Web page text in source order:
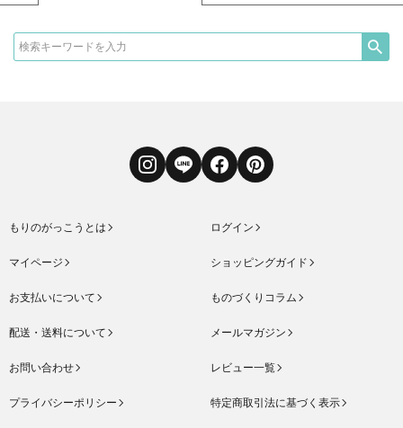
InstagramLINE FacebookPinterest
もりのがっこうとは ログイン
マイページ ショッピングガイド
お支払いについて ものづくりコラム
配送・送料について メールマガジン
お問い合わせ レビュー一覧
プライバシーポリシー 特定商取引法に基づく表示